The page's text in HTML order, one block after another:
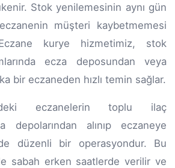
Stok yenilemesinin aynı gün
müşteri kaybetmemesi
kurye hizmetimiz, stok
ecza deposundan veya
bir eczaneden hızlı temin sağlar.
eczanelerin toplu ilaç
depolarından alınıp eczaneye
düzenli bir operasyondur. Bu
sabah erken saatlerde verilir ve